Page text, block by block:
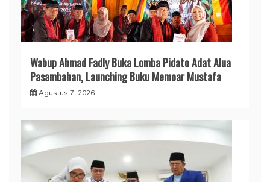
Wabup Ahmad Fadly Buka Lomba Pidato Adat Alua
Pasambahan, Launching Buku Memoar Mustafa
Agustus 7, 2026